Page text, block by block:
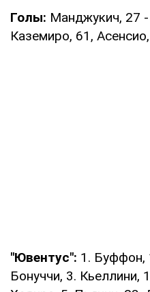
Голы: Манджукич, 27
Каземиро, 61,
"Ювентус": 1. Буффон,
Бонуччи, 3. Кьеллини,